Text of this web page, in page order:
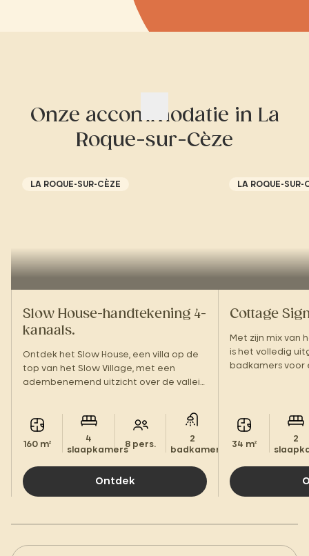
Onze accommodatie in La
Roque-sur-Cèze
LA ROQUE-SUR-CÈZE
Slow House-handtekening 4-
kanaals.
Ontdek het Slow House, een villa op de
top van het Slow Village, met een
adembenemend uitzicht over de vallei
160 m²
4
slaapkamers
8 pers.
2
badkamers.
Ontdek
LA ROQUE-SUR-
Cottage
Met zijn mix van
is het volledig
badkamers voor
34 m²
2